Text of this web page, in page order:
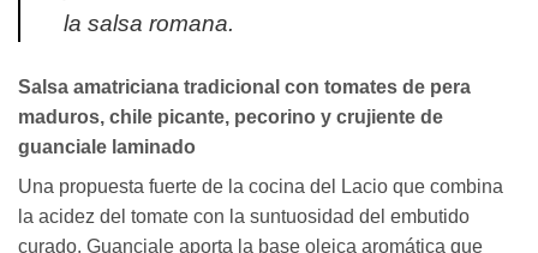
la salsa romana.
Salsa amatriciana tradicional con tomates de pera
maduros, chile picante, pecorino y crujiente de
guanciale laminado
Una propuesta fuerte de la cocina del Lacio que combina
la acidez del tomate con la suntuosidad del embutido
curado. Guanciale aporta la base oleica aromática que